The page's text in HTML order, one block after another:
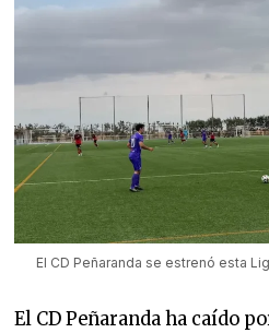
El CD Peñaranda se estrenó esta
El CD Peñaranda ha caído